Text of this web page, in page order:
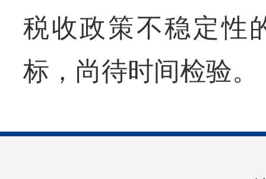
税收政策不稳定性
标，尚待时间检验。